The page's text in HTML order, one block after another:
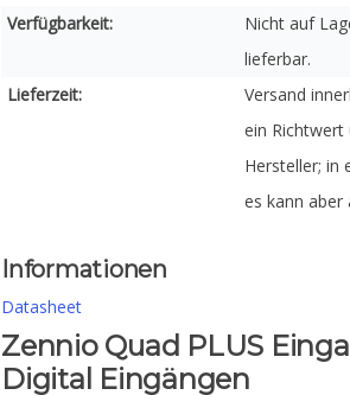
Verfügbarkeit:
Nicht auf
lieferbar.
Lieferzeit:
Versand
ein Richtwert
Hersteller; in
es kann aber
Informationen
Datasheet
Zennio Quad PLUS
Digital Eingängen